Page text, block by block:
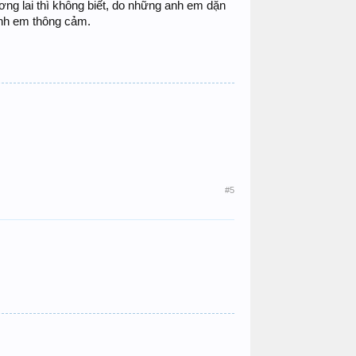
lai thì không biết, do những anh em dặn
em thông cảm.
#5